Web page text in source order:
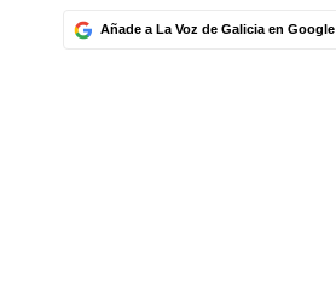
Añade a La Voz de Galicia en Google